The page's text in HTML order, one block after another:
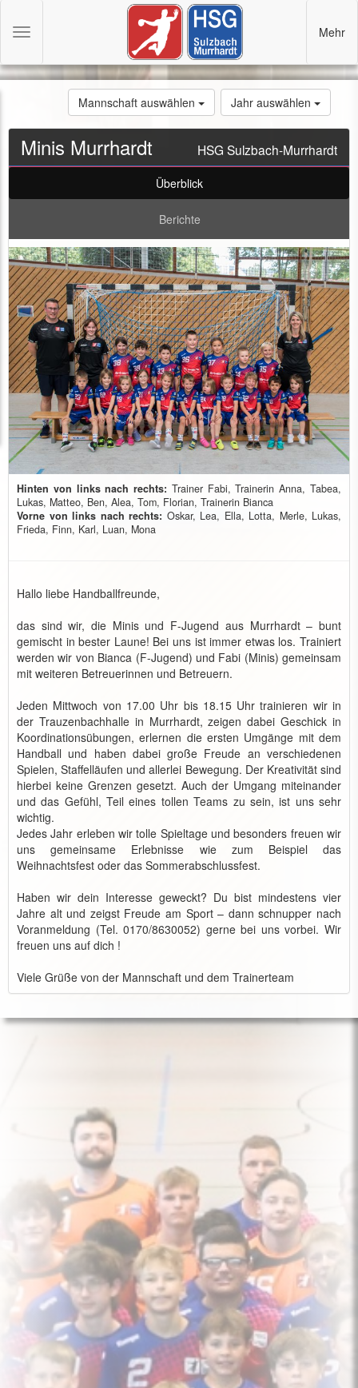
Mannschaft auswählen Jahr auswählen
Minis Murrhardt HSG Sulzbach-Murrhardt
Überblick
Berichte
Hinten von links nach rechts: Trainer Fabi, Trainerin Anna, Tabea,
Lukas, Matteo, Ben, Alea, Tom, Florian, Trainerin Bianca
Vorne von links nach rechts: Oskar, Lea, Ella, Lotta, Merle, Lukas,
Frieda, Finn, Karl, Luan, Mona
Hallo liebe Handballfreunde,
das sind wir, die Minis und F-Jugend aus Murrhardt – bunt
gemischt in bester Laune! Bei uns ist immer etwas los. Trainiert
werden wir von Bianca (F-Jugend) und Fabi (Minis) gemeinsam
mit weiteren Betreuerinnen und Betreuern.
Jeden Mittwoch von 17.00 Uhr bis 18.15 Uhr trainieren wir in
der Trauzenbachhalle in Murrhardt, zeigen dabei Geschick in
Koordinationsübungen, erlernen die ersten Umgänge mit dem
Handball und haben dabei große Freude an verschiedenen
Spielen, Staffelläufen und allerlei Bewegung. Der Kreativität sind
hierbei keine Grenzen gesetzt. Auch der Umgang miteinander
und das Gefühl, Teil eines tollen Teams zu sein, ist uns sehr
wichtig.
Jedes Jahr erleben wir tolle Spieltage und besonders freuen wir
uns gemeinsame Erlebnisse wie zum Beispiel das
Weihnachtsfest oder das Sommerabschlussfest.
Haben wir dein Interesse geweckt? Du bist mindestens vier
Jahre alt und zeigst Freude am Sport – dann schnupper nach
Voranmeldung (Tel. 0170/8630052) gerne bei uns vorbei. Wir
freuen uns auf dich !
Viele Grüße von der Mannschaft und dem Trainerteam
Toggle
Mehr